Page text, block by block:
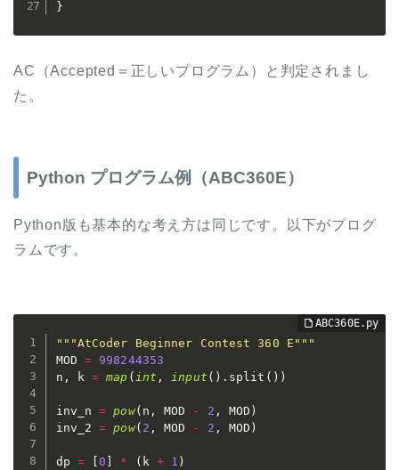
}
AC（Accepted＝正しいプログラム）と判定されまし
た。
Python プログラム例（ABC360E）
Python版も基本的な考え方は同じです。以下がプログ
ラムです。
"""AtCoder Beginner Contest 360 E"""
MOD = 998244353
n , k = map ( int , input ( ) . split ( ) )
inv_n = pow( n , MOD - 2 , MOD )
inv_2 = pow( 2 , MOD - 2 , MOD )
dp = [0 * ( k + 1 )